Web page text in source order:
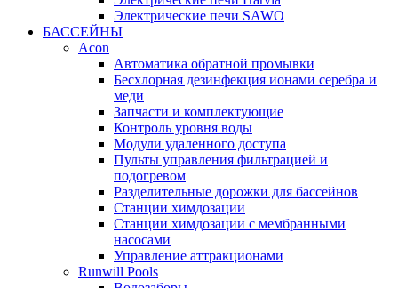
Электрические печи SAWO
БАССЕЙНЫ
Acon
Автоматика обратной промывки
Беcхлорная дезинфекция ионами серебра и
меди
Запчасти и комплектующие
Контроль уровня воды
Модули удаленного доступа
Пульты управления фильтрацией и
подогревом
Разделительные дорожки для бассейнов
Станции химдозации
Станции химдозации с мембранными
насосами
Управление аттракционами
Runwill Pools